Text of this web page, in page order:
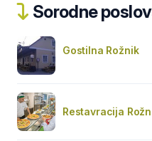
Sorodne
Gostilna Rožnik
Restavracija